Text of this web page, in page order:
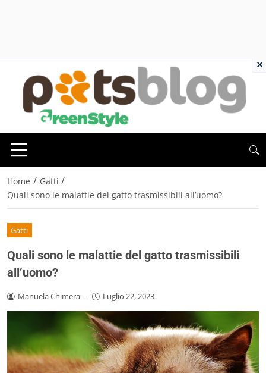
Home / Gatti /
Quali sono le malattie del gatto trasmissibili all’uomo?
Gatti
Quali sono le malattie del gatto trasmissibili
all’uomo?
Manuela Chimera - Luglio 22, 2023
×